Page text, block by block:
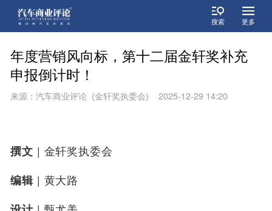
搜索 更多
年度营销风向标，第十二届金轩奖补充
申报倒计时！
来源：汽车商业评论 (金轩奖执委会) 2025-12-29 14:20
撰文 | 金轩奖执委会
编辑 | 黄大路